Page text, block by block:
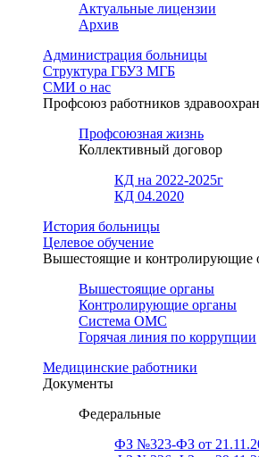
Актуальные лицензии
Архив
Администрация больницы
Структура ГБУЗ МГБ
СМИ о нас
Профсоюз работников
Профсоюзная жизнь
Коллективный договор
КД на 2022-2025г
КД 04.2020
История больницы
Целевое обучение
Вышестоящие и контролирующие
Вышестоящие органы
Контролирующие органы
Система ОМС
Горячая линия по коррупции
Медицинские работники
Документы
Федеральные
ФЗ №323-ФЗ от